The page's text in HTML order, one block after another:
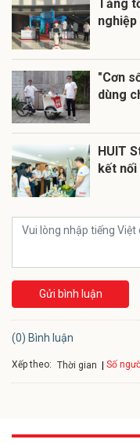
Tăng
"Cơn
dùng
HUIT
kết nối
Gửi bình luận
(0) Bình luận
Xếp theo: Thời gian Số